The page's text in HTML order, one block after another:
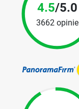
4.5/5.0
3662 opinie